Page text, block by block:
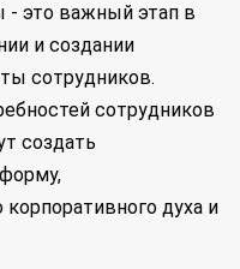
- это важный этап в
и создании
сотрудников.
сотрудников
создать
духа и